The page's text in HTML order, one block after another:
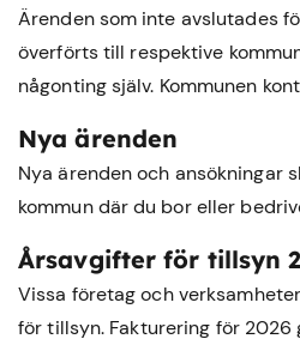
Ärenden som inte avslutades
överförts till respektive
någonting själv. Kommunen
Nya ärenden
Nya ärenden och ansökningar
kommun där du bor eller
Årsavgifter för tillsyn
Vissa företag och
för tillsyn. Fakturering för 2026